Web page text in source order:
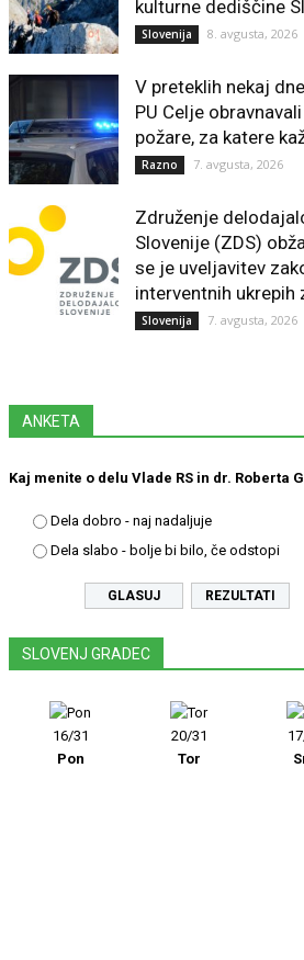
kulturne dediščine
Slovenija 8. avgusta, 2026
V preteklih nekaj
PU Celje obravnavali
požare, za katere
Razno 7. avgusta, 2026
Združenje
Slovenije (ZDS)
se je uveljavitev
interventnih ukrepih
Slovenija 7. avgusta, 2026
ANKETA
Kaj menite o delu Vlade RS in dr. Roberta
Dela dobro - naj nadaljuje
Dela slabo - bolje bi bilo, če odstopi
REZULTATI
SLOVENJ GRADEC
16/31
Pon
20/31
Tor